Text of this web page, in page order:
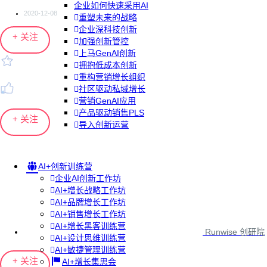
企业如何快速采用AI
重塑未来的战略
企业深科技创新
加强创新管控
上马GenAI创新
拥抱低成本创新
重构营销增长组织
社区驱动私域增长
营销GenAI应用
产品驱动销售PLS
导入创新运营
AI+创新训练营
企业AI创新工作坊
AI+增长战略工作坊
AI+品牌增长工作坊
AI+销售增长工作坊
AI+增长黑客训练营
AI+设计思维训练营
AI+敏捷管理训练营
AI+增长集思会
2020-12-08
+ 关注
+ 关注
Runwise 创研院
+ 关注